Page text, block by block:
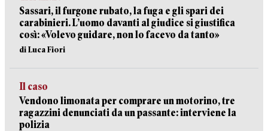
Sassari, il furgone rubato, la fuga e gli spari dei
carabinieri. L’uomo davanti al giudice si giustifica
così: «Volevo guidare, non lo facevo da tanto»
di Luca Fiori
Il caso
Vendono limonata per comprare un motorino, tre
ragazzini denunciati da un passante: interviene la
polizia